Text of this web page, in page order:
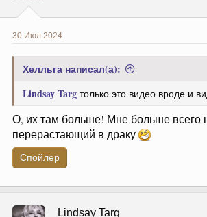
30 Июл 2024
Хелльга написал(а):
Lindsay Targ только это видео вроде и
О, их там больше! Мне больше всего
перерастающий в драку
Спойлер
Lindsay Targ